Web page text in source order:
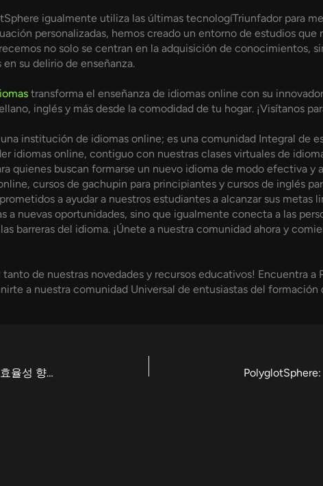
igualmente utiliza las últimas tecnologíTriunfador para
personalizadas, hemos creado un entorno de estudios
no solo se centran en la adquisición de conocimientos,
su delirio de enseñanza.
transforma el enseñanza de idiomas online con su
inglés y más desde la comodidad de tu hogar. ¡Visítanos
institución de idiomas online; es una comunidad Integral de
idiomas online, contiguo con nuestras clases virtuales de
quienes buscan formarse un nuevo idioma de modo efectiva y
cursos de gachupin para principiantes y cursos de inglés
a ayudar a nuestros estudiantes a alcanzar sus metas
a nuevas oportunidades, sino que igualmente conecta a las
barreras del idioma. ¡Únete a nuestra comunidad ahora y
tanto de nuestras novedades y recursos educativos! Encuentra a
a nuestra comunidad Universal de entusiastas del formación
토지노솔루션을 통해 온라인 및 오프라인 카지노 운영 효율성 향상